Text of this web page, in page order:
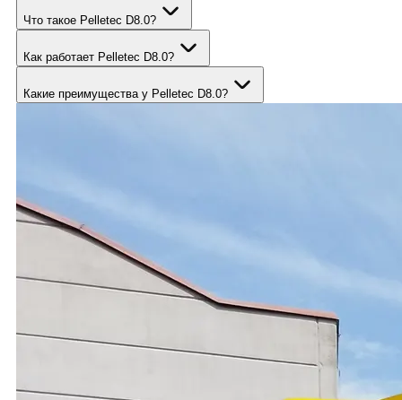
Что такое Pelletec D8.0?
Как работает Pelletec D8.0?
Какие преимущества у Pelletec D8.0?